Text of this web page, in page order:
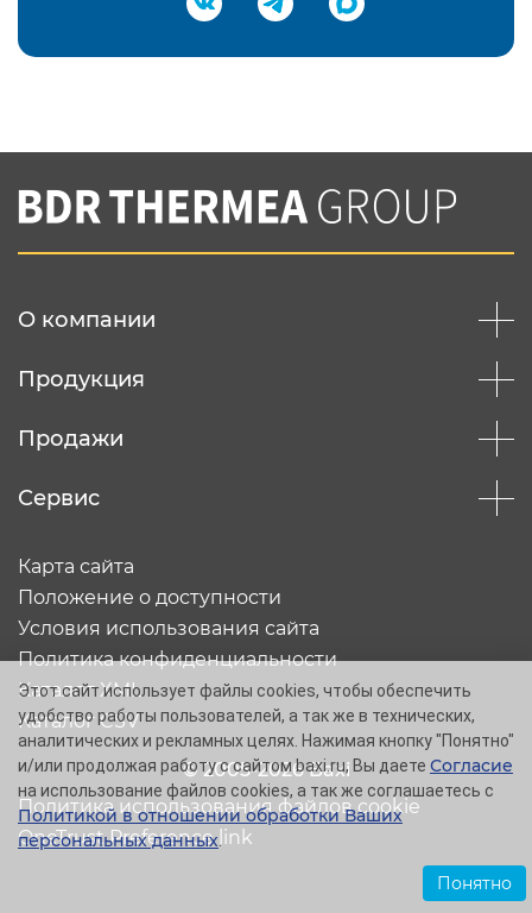
Подтвердить e-mail
Вы соглашаетесь с нашей политикой
конфеденциальности
О компании
Продукция
Продажи
Сервис
© 2005-2026 Baxi
Карта сайта
Положение о доступности
Условия использования сайта
Политика конфиденциальности
Каталог XML
Каталог CSV
Политика использования файлов cookie
OneTrust Preference link
Этот сайт использует файлы cookies, чтобы обеспечить
удобство работы пользователей, а так же в технических,
аналитических и рекламных целях. Нажимая кнопку "Понятно"
и/или продолжая работу с сайтом baxi.ru, Вы даете Согласие
на использование файлов cookies, а так же соглашаетесь с
Политикой в отношении обработки Ваших
персональных данных.
Понятно